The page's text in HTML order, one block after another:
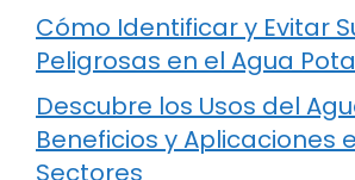
Cómo Identificar y Evitar
Peligrosas en el Agua
Descubre los Usos del
Beneficios y Aplicaciones
Sectores